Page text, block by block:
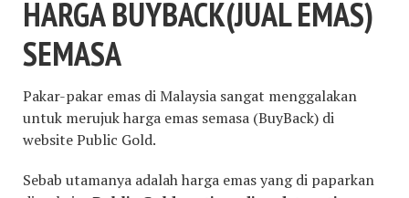
HARGA BUYBACK(JUAL EMAS)
SEMASA
Pakar-pakar emas di Malaysia sangat menggalakan
untuk merujuk harga emas semasa (BuyBack) di
website Public Gold.
Sebab utamanya adalah harga emas yang di paparkan